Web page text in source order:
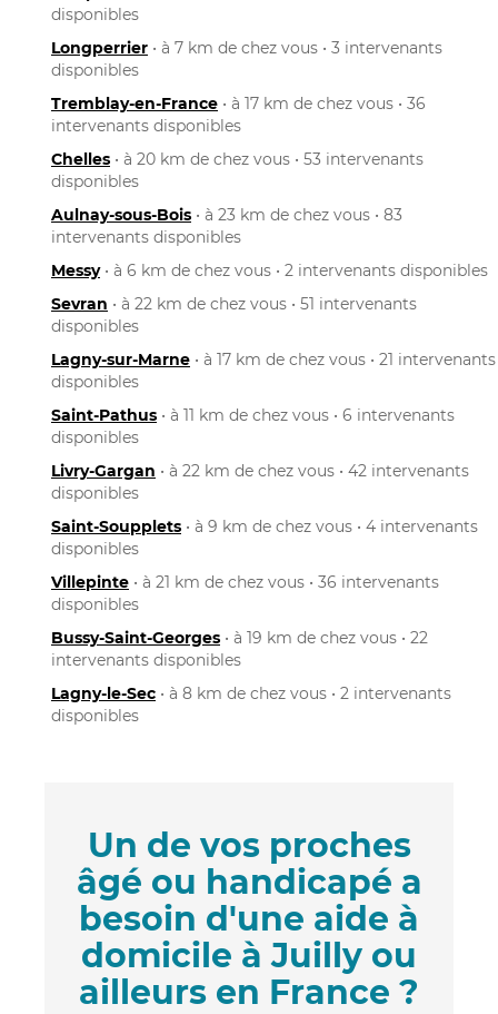
disponibles
Longperrier • à 7 km de chez vous • 3 intervenants
disponibles
Tremblay-en-France • à 17 km de chez vous • 36
intervenants disponibles
Chelles • à 20 km de chez vous • 53 intervenants
disponibles
Aulnay-sous-Bois • à 23 km de chez vous • 83
intervenants disponibles
Messy• à 6 km de chez vous • 2 intervenants disponibles
Sevran • à 22 km de chez vous • 51 intervenants
disponibles
Lagny-sur-Marne • à 17 km de chez vous • 21 intervenants
disponibles
Saint-Pathus • à 11 km de chez vous • 6 intervenants
disponibles
Livry-Gargan • à 22 km de chez vous • 42 intervenants
disponibles
Saint-Soupplets • à 9 km de chez vous • 4 intervenants
disponibles
Villepinte • à 21 km de chez vous • 36 intervenants
disponibles
Bussy-Saint-Georges • à 19 km de chez vous • 22
intervenants disponibles
Lagny-le-Sec • à 8 km de chez vous • 2 intervenants
disponibles
Un de vos proches
âgé ou handicapé a
besoin d'une aide à
domicile à Juilly ou
ailleurs en France ?